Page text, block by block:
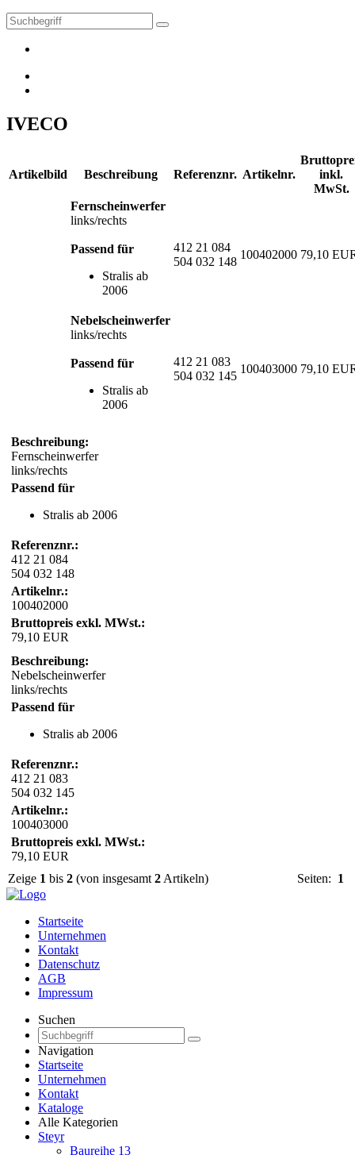
IVECO
Artikelbild Beschreibung Referenznr. Artikelnr.
inkl.
MwSt.
Fernscheinwerfer
links/rechts
Passend für
Stralis ab
2006
412 21 084
504 032 148
100402000 79,10
Nebelscheinwerfer
links/rechts
Passend für
Stralis ab
2006
412 21 083
504 032 145
100403000 79,10
Beschreibung:
Fernscheinwerfer
links/rechts
Passend für
Stralis ab 2006
Referenznr.:
412 21 084
504 032 148
Artikelnr.:
100402000
Bruttopreis exkl. MWst.:
79,10 EUR
Beschreibung:
Nebelscheinwerfer
links/rechts
Passend für
Stralis ab 2006
Referenznr.:
412 21 083
504 032 145
Artikelnr.:
100403000
Bruttopreis exkl. MWst.:
79,10 EUR
Zeige 1 bis 2 (von insgesamt 2 Artikeln) Seiten: 1
Startseite
Unternehmen
Kontakt
Datenschutz
AGB
Impressum
Suchen
Navigation
Startseite
Unternehmen
Kontakt
Kataloge
Alle Kategorien
Steyr
Baureihe 13